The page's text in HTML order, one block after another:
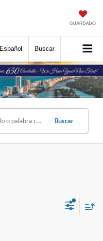
GUARDADO
Español Buscar
Buscar